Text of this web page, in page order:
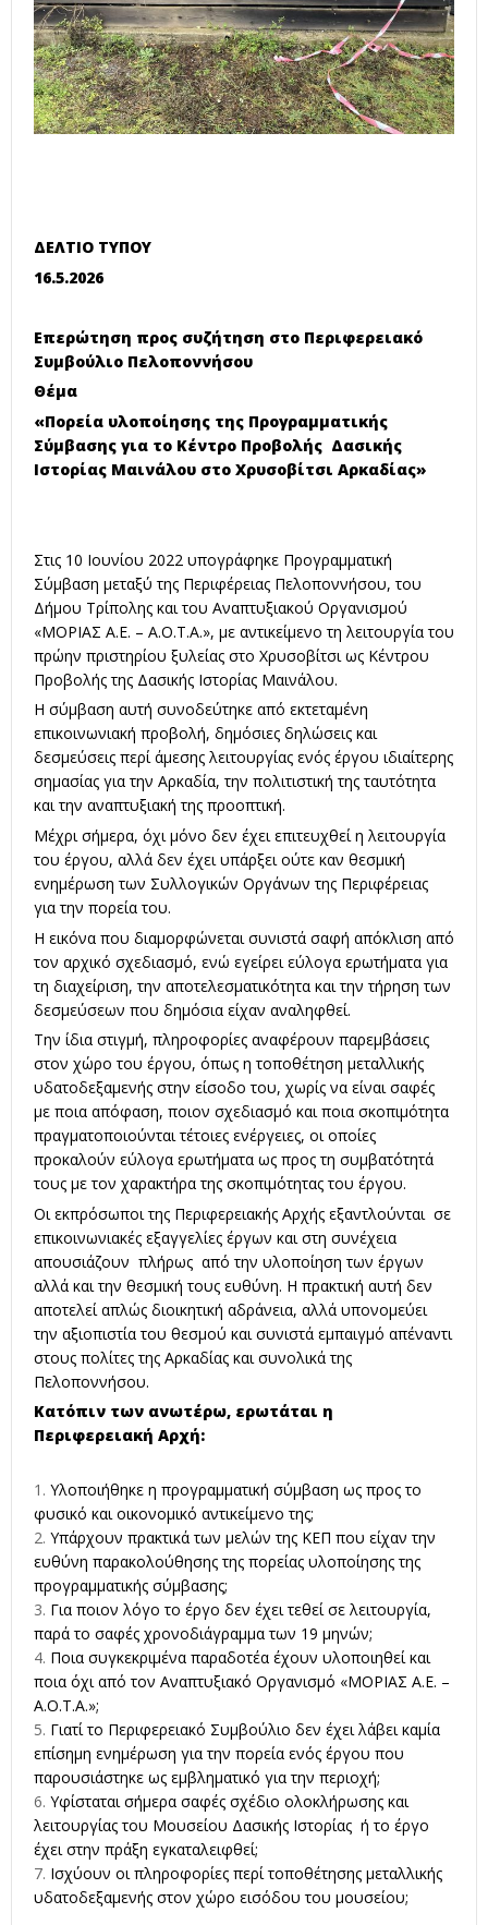
ΔΕΛΤΙΟ ΤΥΠΟΥ
16.5.2026
Επερώτηση προς συζήτηση στο Περιφερειακό
Συμβούλιο Πελοποννήσου
Θέμα
«Πορεία υλοποίησης της Προγραμματικής
Σύμβασης για το Κέντρο Προβολής Δασικής
Ιστορίας Μαινάλου στο Χρυσοβίτσι Αρκαδίας»
Στις 10 Ιουνίου 2022 υπογράφηκε Προγραμματική
Σύμβαση μεταξύ της Περιφέρειας Πελοποννήσου, του
Δήμου Τρίπολης και του Αναπτυξιακού Οργανισμού
«ΜΟΡΙΑΣ Α.Ε. – Α.Ο.Τ.Α.», με αντικείμενο τη λειτουργία του
πρώην πριστηρίου ξυλείας στο Χρυσοβίτσι ως Κέντρου
Προβολής της Δασικής Ιστορίας Μαινάλου.
Η σύμβαση αυτή συνοδεύτηκε από εκτεταμένη
επικοινωνιακή προβολή, δημόσιες δηλώσεις και
δεσμεύσεις περί άμεσης λειτουργίας ενός έργου ιδιαίτερης
σημασίας για την Αρκαδία, την πολιτιστική της ταυτότητα
και την αναπτυξιακή της προοπτική.
Μέχρι σήμερα, όχι μόνο δεν έχει επιτευχθεί η λειτουργία
του έργου, αλλά δεν έχει υπάρξει ούτε καν θεσμική
ενημέρωση των Συλλογικών Οργάνων της Περιφέρειας
για την πορεία του.
Η εικόνα που διαμορφώνεται συνιστά σαφή απόκλιση από
τον αρχικό σχεδιασμό, ενώ εγείρει εύλογα ερωτήματα για
τη διαχείριση, την αποτελεσματικότητα και την τήρηση των
δεσμεύσεων που δημόσια είχαν αναληφθεί.
Την ίδια στιγμή, πληροφορίες αναφέρουν παρεμβάσεις
στον χώρο του έργου, όπως η τοποθέτηση μεταλλικής
υδατοδεξαμενής στην είσοδο του, χωρίς να είναι σαφές
με ποια απόφαση, ποιον σχεδιασμό και ποια σκοπιμότητα
πραγματοποιούνται τέτοιες ενέργειες, οι οποίες
προκαλούν εύλογα ερωτήματα ως προς τη συμβατότητά
τους με τον χαρακτήρα της σκοπιμότητας του έργου.
Οι εκπρόσωποι της Περιφερειακής Αρχής εξαντλούνται σε
επικοινωνιακές εξαγγελίες έργων και στη συνέχεια
απουσιάζουν πλήρως από την υλοποίηση των έργων
αλλά και την θεσμική τους ευθύνη. Η πρακτική αυτή δεν
αποτελεί απλώς διοικητική αδράνεια, αλλά υπονομεύει
την αξιοπιστία του θεσμού και συνιστά εμπαιγμό απέναντι
στους πολίτες της Αρκαδίας και συνολικά της
Πελοποννήσου.
Κατόπιν των ανωτέρω, ερωτάται η
Περιφερειακή Αρχή:
Υλοποιήθηκε η προγραμματική σύμβαση ως προς το
φυσικό και οικονομικό αντικείμενο της;
Υπάρχουν πρακτικά των μελών της ΚΕΠ που είχαν την
ευθύνη παρακολούθησης της πορείας υλοποίησης της
προγραμματικής σύμβασης;
Για ποιον λόγο το έργο δεν έχει τεθεί σε λειτουργία,
παρά το σαφές χρονοδιάγραμμα των 19 μηνών;
Ποια συγκεκριμένα παραδοτέα έχουν υλοποιηθεί και
ποια όχι από τον Αναπτυξιακό Οργανισμό «ΜΟΡΙΑΣ Α.Ε. –
Α.Ο.Τ.Α.»;
Γιατί το Περιφερειακό Συμβούλιο δεν έχει λάβει καμία
επίσημη ενημέρωση για την πορεία ενός έργου που
παρουσιάστηκε ως εμβληματικό για την περιοχή;
Υφίσταται σήμερα σαφές σχέδιο ολοκλήρωσης και
λειτουργίας του Μουσείου Δασικής Ιστορίας ή το έργο
έχει στην πράξη εγκαταλειφθεί;
Ισχύουν οι πληροφορίες περί τοποθέτησης μεταλλικής
υδατοδεξαμενής στον χώρο εισόδου του μουσείου;